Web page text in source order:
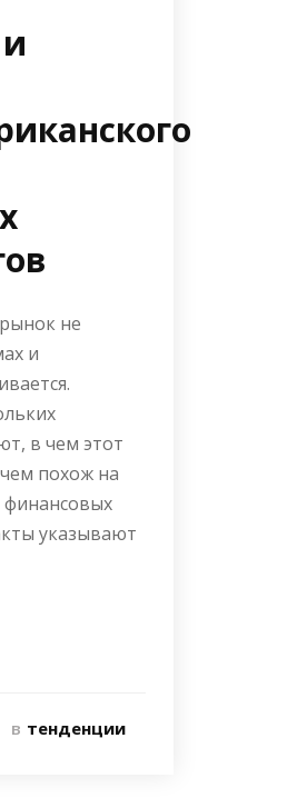
не
и
в чем этот
похож на
финансовых
указывают
в тенденции